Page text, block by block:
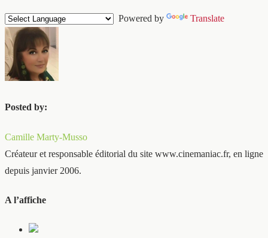
Powered by Translate
Posted by:
Camille Marty-Musso
Créateur et responsable éditorial du site www.cinemaniac.fr, en ligne
depuis janvier 2006.
A l’affiche